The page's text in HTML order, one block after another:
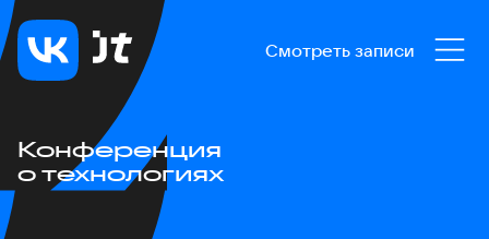
Смотреть записи
Конференция
о технологиях